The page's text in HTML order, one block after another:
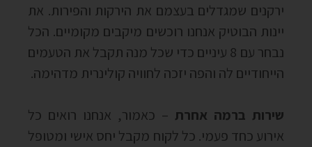
ירקנים שמגדלים בעצמם את הירקות והפירות. את
יינות הבוטיק אנחנו רוכשים מיקבים מקומיים. הכל
נבחר עם 8 עיניים כדי שכל מנה תקבל את הטעמים
הייחודיים לה והפה יזכה לחוויה קולינרית מדהימה.
שירות ברמה אחרת – כאמור, אנחנו רואים כל
אירוע כחד פעמי. כל לקוח מקבל יחס אישי ומטופל